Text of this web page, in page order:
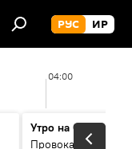
РУС ИР
04:00
Утро на Спутнике
Провокации со